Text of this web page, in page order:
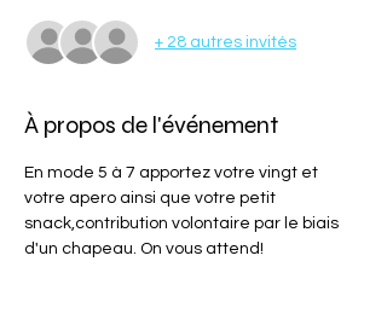
+ 28 autres invités
À propos de l'événement
En mode 5 à 7 apportez votre vingt et
votre apero ainsi que votre petit
snack,contribution volontaire par le biais
d'un chapeau. On vous attend!